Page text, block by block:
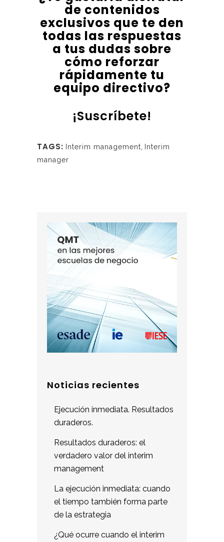
de contenidos
exclusivos que te den
todas las respuestas
a tus dudas sobre
cómo reforzar
rápidamente tu
equipo directivo?
¡Suscríbete!
TAGS: Interim management
Interim
manager
Noticias recientes
Ejecución inmediata. Resultados
duraderos.
Resultados duraderos: el
verdadero valor del interim
management
La ejecución inmediata: cuando
el tiempo también forma parte
de la estrategia
¿Qué ocurre cuando el interim